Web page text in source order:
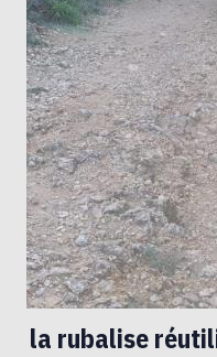
la rubalise